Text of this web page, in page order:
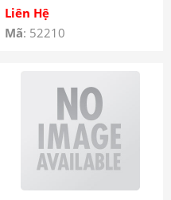
Bộ )
Liên Hệ
Mã: 52210